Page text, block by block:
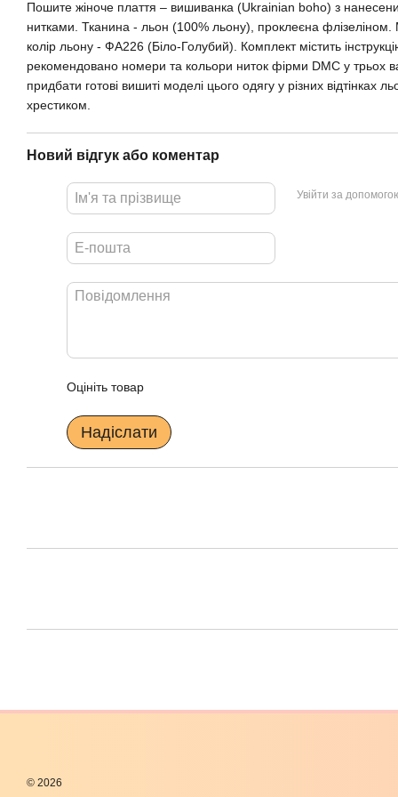
Пошите жіноче плаття – вишиванка (Ukrainian boho) з
нитками. Тканина - льон (100% льону), проклеєна
колір льону - ФА226 (Біло-Голубий). Комплект містить
рекомендовано номери та кольори ниток фірми DMC у трьох
придбати готові вишиті моделі цього одягу у різних відтінках
хрестиком.
Новий відгук або коментар
Увійти за
Оцініть товар
Надіслати
© 2026